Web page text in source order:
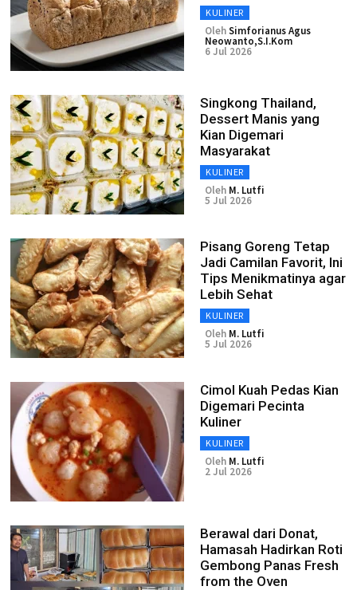
KULINER
OlehSimforianus Agus
Neowanto,S.I.Kom
6 Jul 2026
Singkong Thailand,
Dessert Manis yang
Kian Digemari
Masyarakat
KULINER
Oleh M. Lutfi
5 Jul 2026
Pisang Goreng Tetap
Jadi Camilan Favorit, Ini
Tips Menikmatinya agar
Lebih Sehat
KULINER
Oleh M. Lutfi
5 Jul 2026
Cimol Kuah Pedas Kian
Digemari Pecinta
Kuliner
KULINER
Oleh M. Lutfi
2 Jul 2026
Berawal dari Donat,
Hamasah Hadirkan Roti
Gembong Panas Fresh
from the Oven